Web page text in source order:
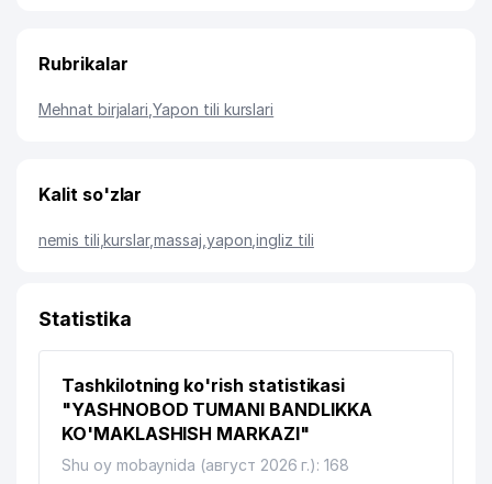
Rubrikalar
Mehnat birjalari ,Yapon tili kurslari
Kalit so'zlar
nemis tili ,kurslar,massaj yapon ,ingliz tili
Statistika
Tashkilotning ko'rish statistikasi
"YASHNOBOD TUMANI BANDLIKKA
KO'MAKLASHISH MARKAZI"
Shu oy mobaynida (август 2026 г.): 168